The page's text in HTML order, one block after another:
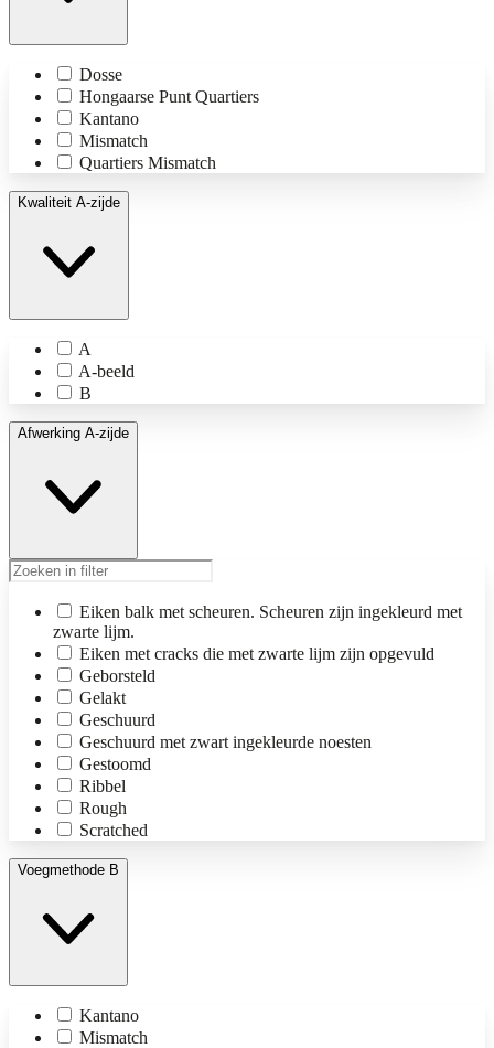
Dosse
Hongaarse Punt Quartiers
Kantano
Mismatch
Quartiers Mismatch
Kwaliteit A-zijde
A
A-beeld
B
Afwerking A-zijde
Eiken balk met scheuren. Scheuren zijn ingekleurd met
zwarte lijm.
Eiken met cracks die met zwarte lijm zijn opgevuld
Geborsteld
Gelakt
Geschuurd
Geschuurd met zwart ingekleurde noesten
Gestoomd
Ribbel
Rough
Scratched
Voegmethode B
Kantano
Mismatch